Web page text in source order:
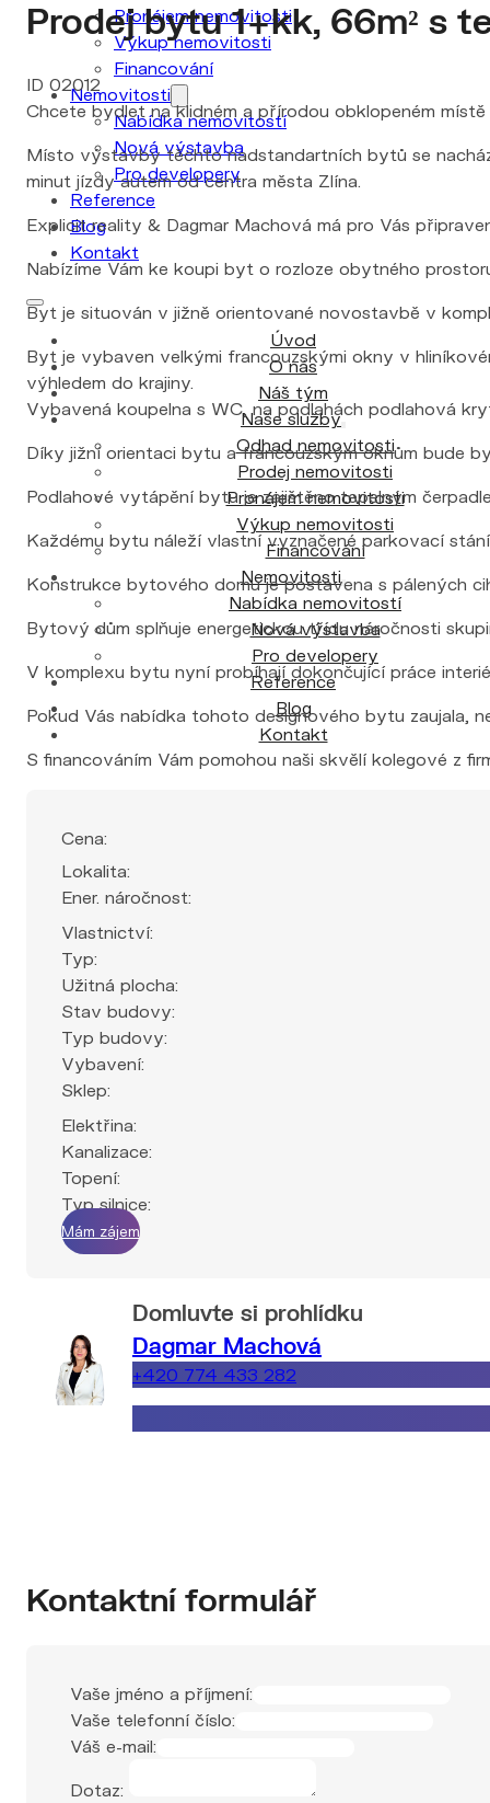
Pronájem nemovitosti
Výkup nemovitosti
Financování
Nemovitosti
Nabídka nemovitostí
Nová výstavba
Pro developery
Reference
Blog
Kontakt
Úvod
O nás
Náš tým
Naše služby
Odhad nemovitosti
Prodej nemovitosti
Pronájem nemovitosti
Výkup nemovitosti
Financování
Nemovitosti
Nabídka nemovitostí
Nová výstavba
Pro developery
Reference
Blog
Kontakt
Prodej bytu 1+kk, 66m² s
ID 02012
Chcete bydlet na klidném a přírodou obklopeném
Místo výstavby těchto nadstandartních bytů se
minut jízdy autem od centra města Zlína.
Explicit reality & Dagmar Machová má pro Vás
Nabízíme Vám ke koupi byt o rozloze obytného
Byt je situován v jižně orientované novostavbě v
Byt je vybaven velkými francouzskými okny v
výhledem do krajiny.
Vybavená koupelna s WC, na podlahách podlahová
Díky jižní orientaci bytu a francouzským oknům bude
Podlahové vytápění bytu je zajištěno tepelným
Každému bytu náleží vlastní vyznačené parkovací
Konstrukce bytového domu je postavena s pálených
Bytový dům splňuje energetickou třídu náročnosti
V komplexu bytu nyní probíhají dokončující práce
Pokud Vás nabídka tohoto designového bytu zaujala,
S financováním Vám pomohou naši skvělí kolegové z
Cena:
Lokalita:
Ener. náročnost:
Vlastnictví:
Typ:
Užitná plocha:
Stav budovy:
Typ budovy:
Vybavení:
Sklep:
Elektřina:
Kanalizace:
Topení:
Typ silnice:
Mám zájem
Domluvte si prohlídku
Dagmar Machová
+420 774 433 282
Kontaktní formulář
Vaše jméno a příjmení:
Vaše telefonní číslo:
Váš e-mail:
Dotaz: